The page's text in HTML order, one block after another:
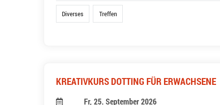
Diverses Treffen
KREATIVKURS DOTTING FÜR ERWACHSENE
Fr, 25. September 2026